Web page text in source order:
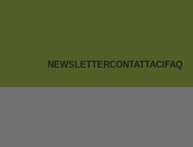
NEWSLETTERCONTATTACIFAQ